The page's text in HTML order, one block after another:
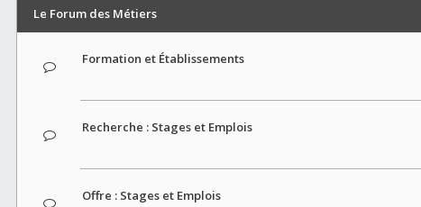
Le Forum des Métiers
Formation et Établissements
Recherche : Stages et Emplois
Offre : Stages et Emplois